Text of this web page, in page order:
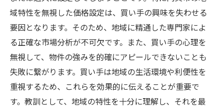
域特性を無視した価格設定は、買い手の興味を失わせる
要因となります。そのため、地域に精通した専門家によ
る正確な市場分析が不可欠です。また、買い手の心理を
無視して、物件の強みを的確にアピールできないことも
失敗に繋がります。買い手は地域の生活環境や利便性を
重視するため、これらを効果的に伝えることが重要で
す。教訓として、地域の特性を十分に理解し、それを最